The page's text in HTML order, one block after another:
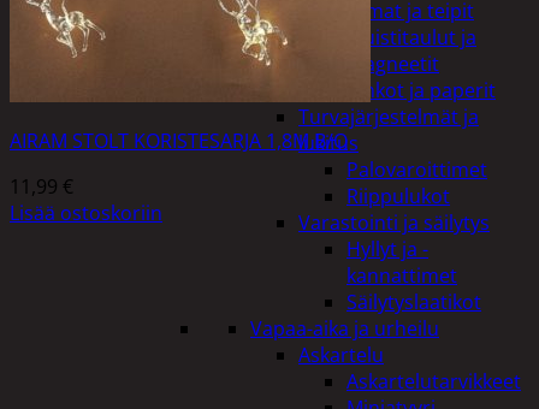
Liimat ja teipit
Muistitaulut ja
magneetit
Vihkot ja paperit
Turvajärjestelmät ja
lukitus
Palovaroittimet
Riippulukot
Varastointi ja säilytys
Hyllyt ja -
kannattimet
Säilytyslaatikot
Vapaa-aika ja urheilu
Askartelu
Askartelutarvikkeet
AIRAM STOLT KORISTESARJA 1,8M B/O
11,99 €
Lisää ostoskoriin